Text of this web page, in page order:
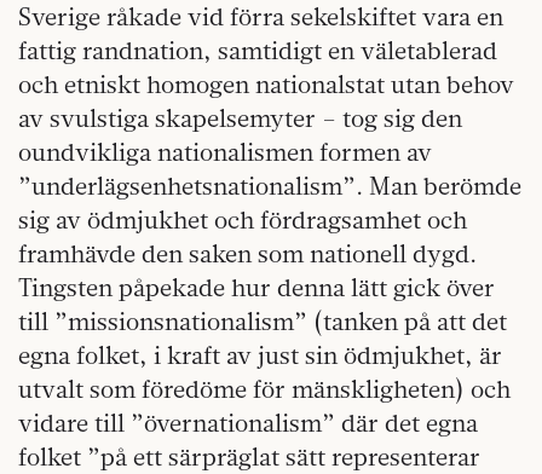
Sverige råkade vid förra sekelskiftet vara en
fattig randnation, samtidigt en väletablerad
och etniskt homogen nationalstat utan behov
av svulstiga skapelsemyter – tog sig den
oundvikliga nationalismen formen av
”underlägsenhetsnationalism”. Man berömde
sig av ödmjukhet och fördragsamhet och
framhävde den saken som nationell dygd.
Tingsten påpekade hur denna lätt gick över
till ”missionsnationalism” (tanken på att det
egna folket, i kraft av just sin ödmjukhet, är
utvalt som föredöme för mänskligheten) och
vidare till ”övernationalism” där det egna
folket ”på ett särpräglat sätt representerar